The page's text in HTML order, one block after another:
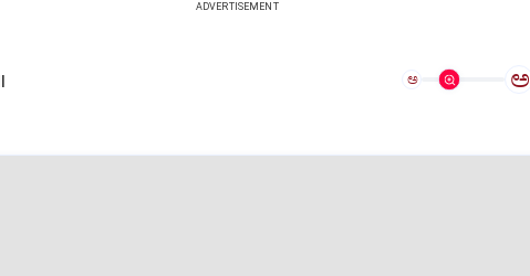
ADVERTISEMENT
ಅ ಅ